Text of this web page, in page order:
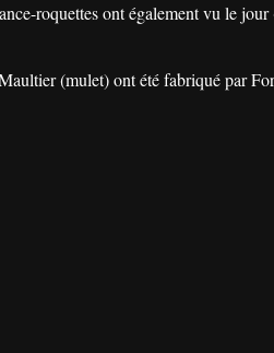
roquettes ont également vu le
(mulet) ont été fabriqué par